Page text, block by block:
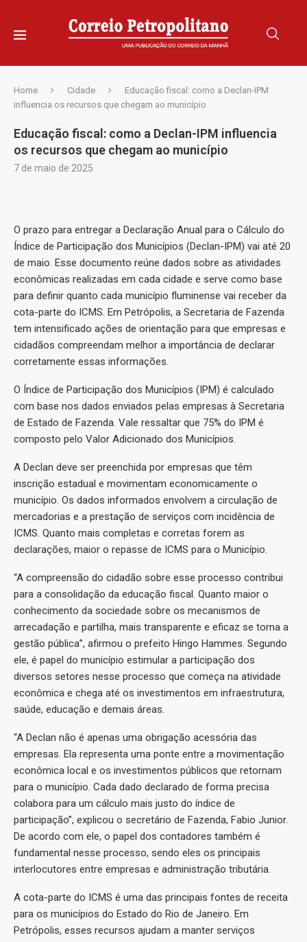
Home Cidade
Educação fiscal: como a Declan-IPM
influencia os recursos que chegam ao município
Educação fiscal: como a Declan-IPM influencia
os recursos que chegam ao município
7 de maio de 2025
O prazo para entregar a Declaração Anual para o Cálculo do
Índice de Participação dos Municípios (Declan-IPM) vai até 20
de maio. Esse documento reúne dados sobre as atividades
econômicas realizadas em cada cidade e serve como base
para definir quanto cada município fluminense vai receber da
cota-parte do ICMS. Em Petrópolis, a Secretaria de Fazenda
tem intensificado ações de orientação para que empresas e
cidadãos compreendam melhor a importância de declarar
corretamente essas informações.
O Índice de Participação dos Municípios (IPM) é calculado
com base nos dados enviados pelas empresas à Secretaria
de Estado de Fazenda. Vale ressaltar que 75% do IPM é
composto pelo Valor Adicionado dos Municípios.
A Declan deve ser preenchida por empresas que têm
inscrição estadual e movimentam economicamente o
município. Os dados informados envolvem a circulação de
mercadorias e a prestação de serviços com incidência de
ICMS. Quanto mais completas e corretas forem as
declarações, maior o repasse de ICMS para o Município.
“A compreensão do cidadão sobre esse processo contribui
para a consolidação da educação fiscal. Quanto maior o
conhecimento da sociedade sobre os mecanismos de
arrecadação e partilha, mais transparente e eficaz se torna a
gestão pública”, afirmou o prefeito Hingo Hammes. Segundo
ele, é papel do município estimular a participação dos
diversos setores nesse processo que começa na atividade
econômica e chega até os investimentos em infraestrutura,
saúde, educação e demais áreas.
“A Declan não é apenas uma obrigação acessória das
empresas. Ela representa uma ponte entre a movimentação
econômica local e os investimentos públicos que retornam
para o município. Cada dado declarado de forma precisa
colabora para um cálculo mais justo do índice de
participação”, explicou o secretário de Fazenda, Fabio Junior.
De acordo com ele, o papel dos contadores também é
fundamental nesse processo, sendo eles os principais
interlocutores entre empresas e administração tributária.
A cota-parte do ICMS é uma das principais fontes de receita
para os municípios do Estado do Rio de Janeiro. Em
Petrópolis, esses recursos ajudam a manter serviços